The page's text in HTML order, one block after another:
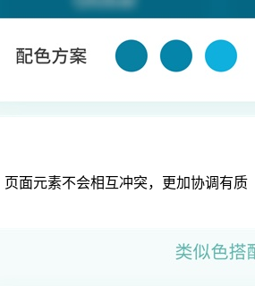
面元素不会相互冲突，更加协调有质